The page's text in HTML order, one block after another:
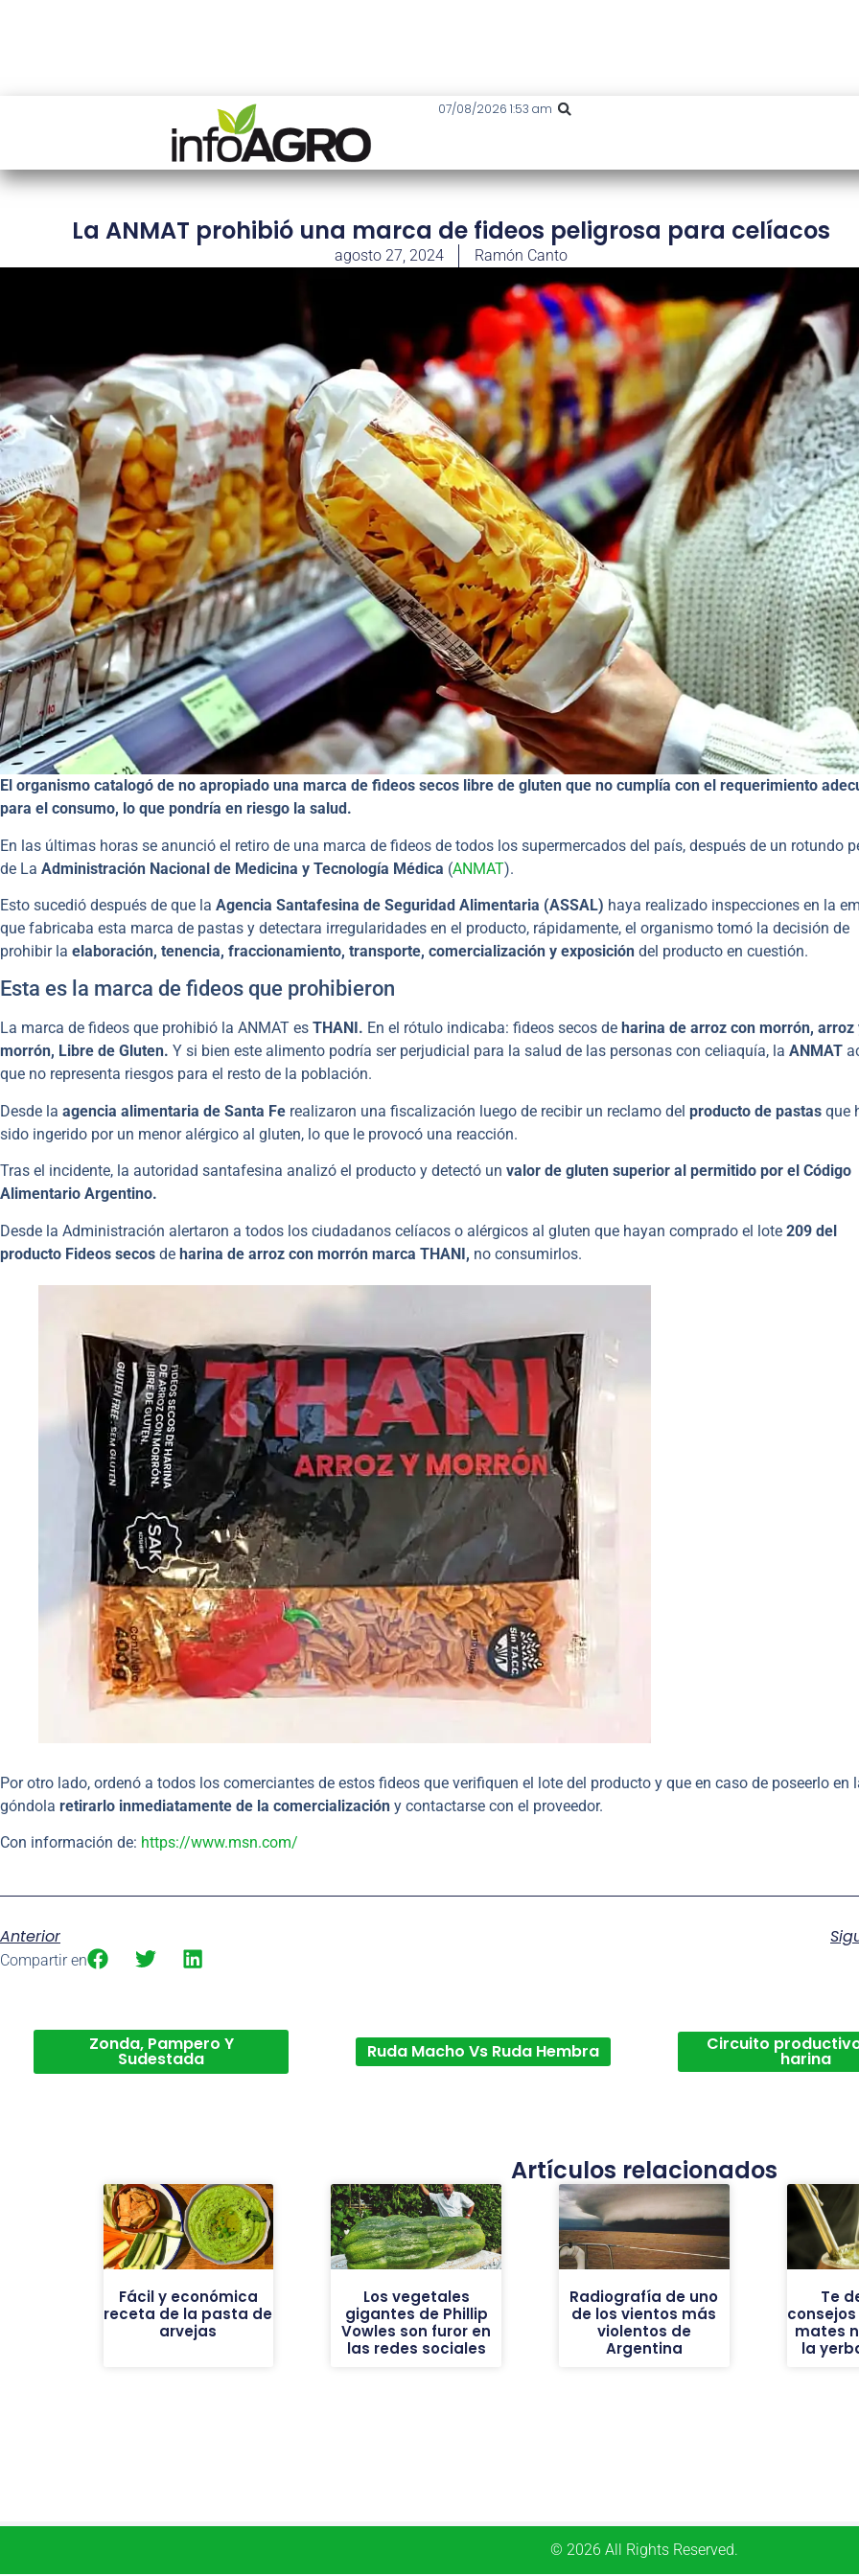
07/08/2026 1:53 am
La ANMAT prohibió una marca de fideos peligrosa para celíacos
agosto 27, 2024 Ramón Canto
El organismo catalogó de no apropiado una marca de fideos secos libre de gluten que no cumplía con el requerimiento
para el consumo, lo que pondría en riesgo la salud.
En las últimas horas se anunció el retiro de una marca de fideos de todos los supermercados del país, después de un rotundo
de La Administración Nacional de Medicina y Tecnología Médica (ANMAT).
Esto sucedió después de que la Agencia Santafesina de Seguridad Alimentaria (ASSAL) haya realizado inspecciones en la
que fabricaba esta marca de pastas y detectara irregularidades en el producto, rápidamente, el organismo tomó la decisión de
prohibir la elaboración, tenencia, fraccionamiento, transporte, comercialización y exposición del producto en cuestión.
Esta es la marca de fideos que prohibieron
La marca de fideos que prohibió la ANMAT es THANI. En el rótulo indicaba: fideos secos de harina de arroz con morrón, arroz
morrón, Libre de Gluten. Y si bien este alimento podría ser perjudicial para la salud de las personas con celiaquía, la ANMAT
que no representa riesgos para el resto de la población.
Desde la agencia alimentaria de Santa Fe realizaron una fiscalización luego de recibir un reclamo del producto de pastas que
sido ingerido por un menor alérgico al gluten, lo que le provocó una reacción.
Tras el incidente, la autoridad santafesina analizó el producto y detectó un valor de gluten superior al permitido por el Código
Alimentario Argentino.
Desde la Administración alertaron a todos los ciudadanos celíacos o alérgicos al gluten que hayan comprado el lote 209 del
producto Fideos secos de harina de arroz con morrón marca THANI, no consumirlos.
Por otro lado, ordenó a todos los comerciantes de estos fideos que verifiquen el lote del producto y que en caso de poseerlo en
góndola retirarlo inmediatamente de la comercialización y contactarse con el proveedor.
Con información de: https://www.msn.com/
Anterior
Compartir en
Zonda, Pampero Y
Sudestada Ruda Macho Vs Ruda Hembra Circuito
harina
Artículos relacionados
Fácil y económica
receta de la pasta de
arvejas
Los vegetales
gigantes de Phillip
Vowles son furor en
las redes sociales
Radiografía de uno
de los vientos más
violentos de
Argentina
Te
mates
la
© 2026 All Rights Reserved.